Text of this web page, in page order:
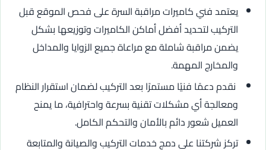
يعتمد فني كاميرات مراقبة السرة على فحص الموقع قبل
التركيب لتحديد أفضل أماكن الكاميرات وتوزيعها بشكل
يضمن مراقبة شاملة مع مراعاة جميع الزوايا والمداخل
والمخارج المهمة.
نقدم دعمًا فنيًا مستمرًا بعد التركيب لضمان استقرار النظام
ومعالجة أي مشكلات تقنية بسرعة واحترافية، ما يمنح
العميل شعور دائم بالأمان والتحكم الكامل.
تركز شركتنا على دمج خدمات التركيب والصيانة والمتابعة